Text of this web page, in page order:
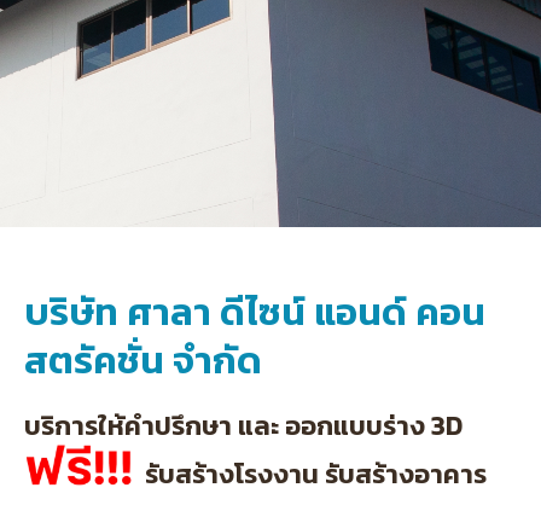
บริษัท ศาลา ดีไซน์ แอนด์ คอน
สตรัคชั่น จำกัด
บริการให้คำปรึกษา และ ออกแบบร่าง 3D
รับสร้างโรงงาน รับสร้างอาคาร